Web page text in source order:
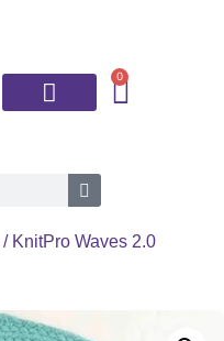
0
/ KnitPro Waves 2.0